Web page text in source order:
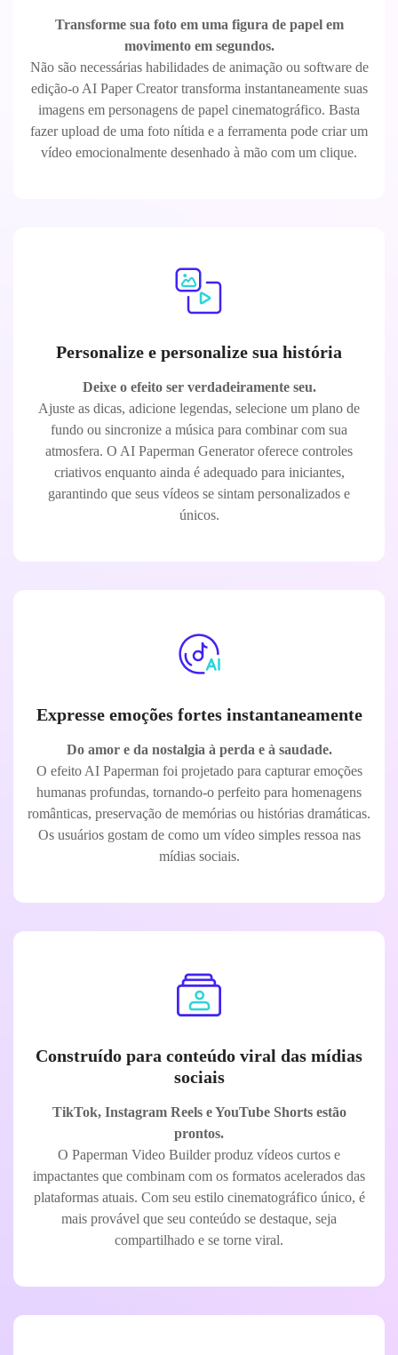
Transforme sua foto em uma figura de papel em
movimento em segundos.
Não são necessárias habilidades de animação ou software de
edição-o AI Paper Creator transforma instantaneamente suas
imagens em personagens de papel cinematográfico. Basta
fazer upload de uma foto nítida e a ferramenta pode criar um
vídeo emocionalmente desenhado à mão com um clique.
Personalize e personalize sua história
Deixe o efeito ser verdadeiramente seu.
Ajuste as dicas, adicione legendas, selecione um plano de
fundo ou sincronize a música para combinar com sua
atmosfera. O AI Paperman Generator oferece controles
criativos enquanto ainda é adequado para iniciantes,
garantindo que seus vídeos se sintam personalizados e
únicos.
Expresse emoções fortes instantaneamente
Do amor e da nostalgia à perda e à saudade.
O efeito AI Paperman foi projetado para capturar emoções
humanas profundas, tornando-o perfeito para homenagens
românticas, preservação de memórias ou histórias dramáticas.
Os usuários gostam de como um vídeo simples ressoa nas
mídias sociais.
Construído para conteúdo viral das mídias
sociais
TikTok, Instagram Reels e YouTube Shorts estão
prontos.
O Paperman Video Builder produz vídeos curtos e
impactantes que combinam com os formatos acelerados das
plataformas atuais. Com seu estilo cinematográfico único, é
mais provável que seu conteúdo se destaque, seja
compartilhado e se torne viral.